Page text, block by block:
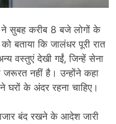
ने सुबह करीब 8 बजे लोगों के
बताया कि जालंधर पूरी रात
वस्तुएं देखी गईं, जिन्हें सेना
जरूरत नहीं है। उन्होंने कहा
के अंदर रहना चाहिए।
बंद रखने के आदेश जारी